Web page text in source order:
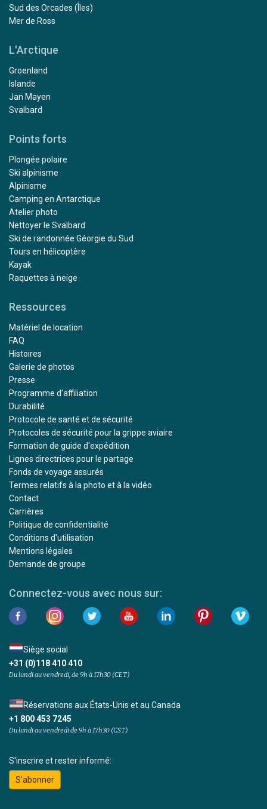
Sud des Orcades (Îles)
Mer de Ross
L'Arctique
Groenland
Islande
Jan Mayen
Svalbard
Points forts
Plongée polaire
Ski alpinisme
Alpinisme
Camping en Antarctique
Atelier photo
Nettoyer le Svalbard
Ski de randonnée Géorgie du Sud
Tours en hélicoptère
Kayak
Raquettes à neige
Ressources
Matériel de location
FAQ
Histoires
Galerie de photos
Presse
Programme d'affiliation
Durabilité
Protocole de santé et de sécurité
Protocoles de sécurité pour la grippe aviaire
Formation de guide d'expédition
Lignes directrices pour le partage
Fonds de voyage assurés
Termes relatifs à la photo et à la vidéo
Contact
Carrières
Politique de confidentialité
Conditions d'utilisation
Mentions légales
Demande de groupe
Connectez-vous avec nous sur:
Siège social
+31 (0)118 410 410
Du lundi au vendredi, de 9h à 17h30 (CET)
Réservations aux États-Unis et au Canada
+1 800 453 7245
Du lundi au vendredi de 9h à 17h30 (CST)
S'inscrire et rester informé:
S'abonner